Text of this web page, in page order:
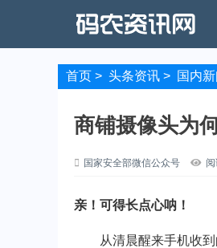
首页 > 头条资讯 > 国内新
商铺摄像头为
国家安全部微信公众号
亲！可得长点心呐！
从清晨醒来手机收到